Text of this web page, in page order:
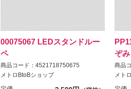
00075067 LEDスタンドルー
ペ
商品コード：4521718750675
メトロBtoBショップ
ぞ
商品
メト